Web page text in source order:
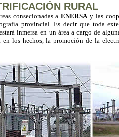
RURAL
consecionadas aENERSAy las
provincial. Es decir que toda
inmersa en un área a cargo de
en los hechos, la promoción de la